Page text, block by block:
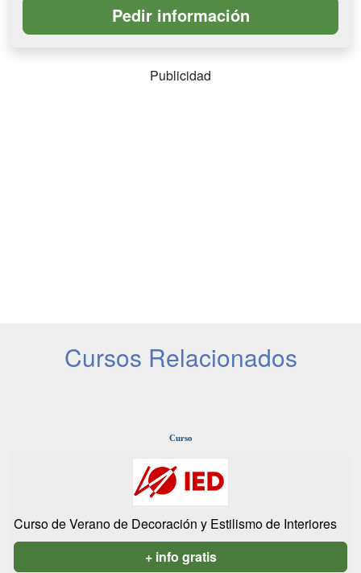
Publicidad
Cursos Relacionados
Curso
Curso de Verano de Decoración y Estilismo de Interiores
+ info gratis